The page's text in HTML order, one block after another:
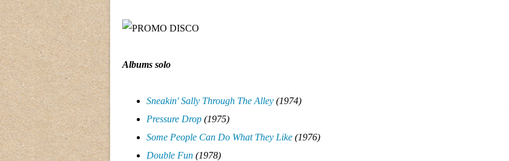
Albums solo
Sneakin' Sally Through The Alley (1974)
Pressure Drop (1975)
Some People Can Do What They Like (1976)
Double Fun (1978)